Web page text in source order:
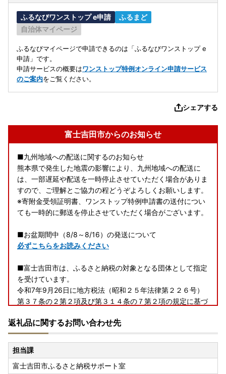
ふるなびワンストップ e申請
ふるまど
自治体マイページ
ふるなびマイページで申請できるのは「ふるなびワンストップ e
申請」です。
申請サービスの概要はワンストップ特例オンライン申請サービス
のご案内をご覧ください。
シェアする
富士吉田市からのお知らせ
■九州地域への配送に関するのお知らせ
熊本県で発生した地震の影響により、九州地域への配送に
は、一部遅延や配送を一時停止させていただく場合がありま
すので、ご理解とご協力の程どうぞよろしくお願いします。
※寄附金受領証明書、ワンストップ特例申請書の送付につい
ても一時的に郵送を停止させていただく場合がございます。
■お盆期間中（8/8～8/16）の発送について
必ずこちらをお読みください
■富士吉田市は、ふるさと納税の対象となる団体として指定
を受けています。
令和7年9月26日に地方税法（昭和２５年法律第２２６号）
第３７条の２第２項及び第３１４条の７第２項の規定に基づ
富士吉田市への「ふるさと納税」は地方税法（昭和２５年法
律第２２６号）第３７条の２第一項の規定による寄附金税額
控除の対象になります。
■ワンストップ特例申請が完全ペーパーレスに！申請アプリ
返礼品に関するお問い合わせ先
担当課
富士吉田市ふるさと納税サポート室